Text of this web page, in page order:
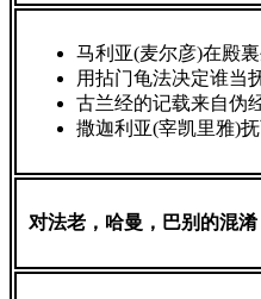
马利亚(麦尔彦)在殿
用拈门龟法决定谁当
古兰经的记载来自伪
撒迦利亚(宰凯里雅)
对法老，哈曼，巴别的混淆